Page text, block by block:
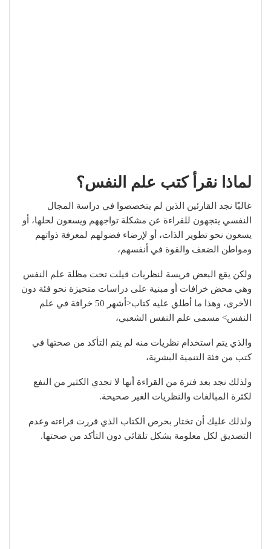
لماذا نقرأ كتب علم النفس؟
غالبًا نجد القارئين الذين لم يتخصصوا في دراسة المجال
النفسي يتجهون للقراءة عن مشكلة تواجههم ويسعون لحلها، أو
يسعون نحو تطوير الذات، أو لإرضاء فضولهم لمعرفة ذواتهم
ومواطن الضعف والقوة في أنفسهم،
ولكن يقع البعض فريسة لنظريات قيلت تحت مظلة علم النفس
وهي محض خرافات أو مبنية على دراسات متحيزة نحو فئة دون
الأخرى، وهذا ما أطلق عليه كتاب<أشهر 50 خرافة في علم
النفس> مسمى علم النفس الشعبي،
والذي يتم استخدام نظريات منه لم يتم التأكد من صحتها في
كتب من فئة التنمية البشرية،
ولذلك نجد بعد فترة من القراءة أنها لا تجدي الكثير من النفع
لكثرة المبالغات والنظريات الغير صحيحة.
ولذلك عليك أن تختار بحرص الكتاب الذي قررت قراءته وعدم
التصديق لكل معلومة بشكل تلقائي دون التأكد من صحتها.